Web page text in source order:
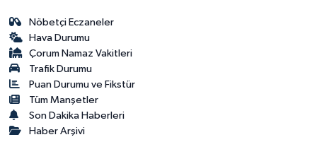
Nöbetçi Eczaneler
Hava Durumu
Çorum Namaz Vakitleri
Trafik Durumu
Puan Durumu ve Fikstür
Tüm Manşetler
Son Dakika Haberleri
Haber Arşivi